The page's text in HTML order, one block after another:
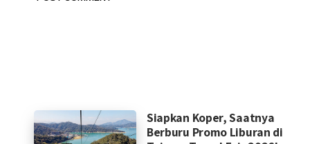
Siapkan Koper, Saatnya
Berburu Promo Liburan di